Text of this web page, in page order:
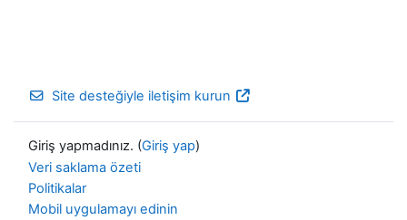
Site desteğiyle iletişim kurun
Giriş yapmadınız. (Giriş yap)
Veri saklama özeti
Politikalar
Mobil uygulamayı edinin